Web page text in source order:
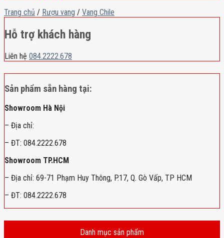
Trang chủ / Rượu vang / Vang Chile
Hỗ trợ khách hàng
Liên hệ 084.2222.678
Sản phẩm sẵn hàng tại:
Showroom Hà Nội
– Địa chỉ:
– ĐT: 084.2222.678
Showroom TP.HCM
– Địa chỉ: 69-71 Phạm Huy Thông, P.17, Q. Gò Vấp, TP HCM
– ĐT: 084.2222.678
Danh mục sản phẩm